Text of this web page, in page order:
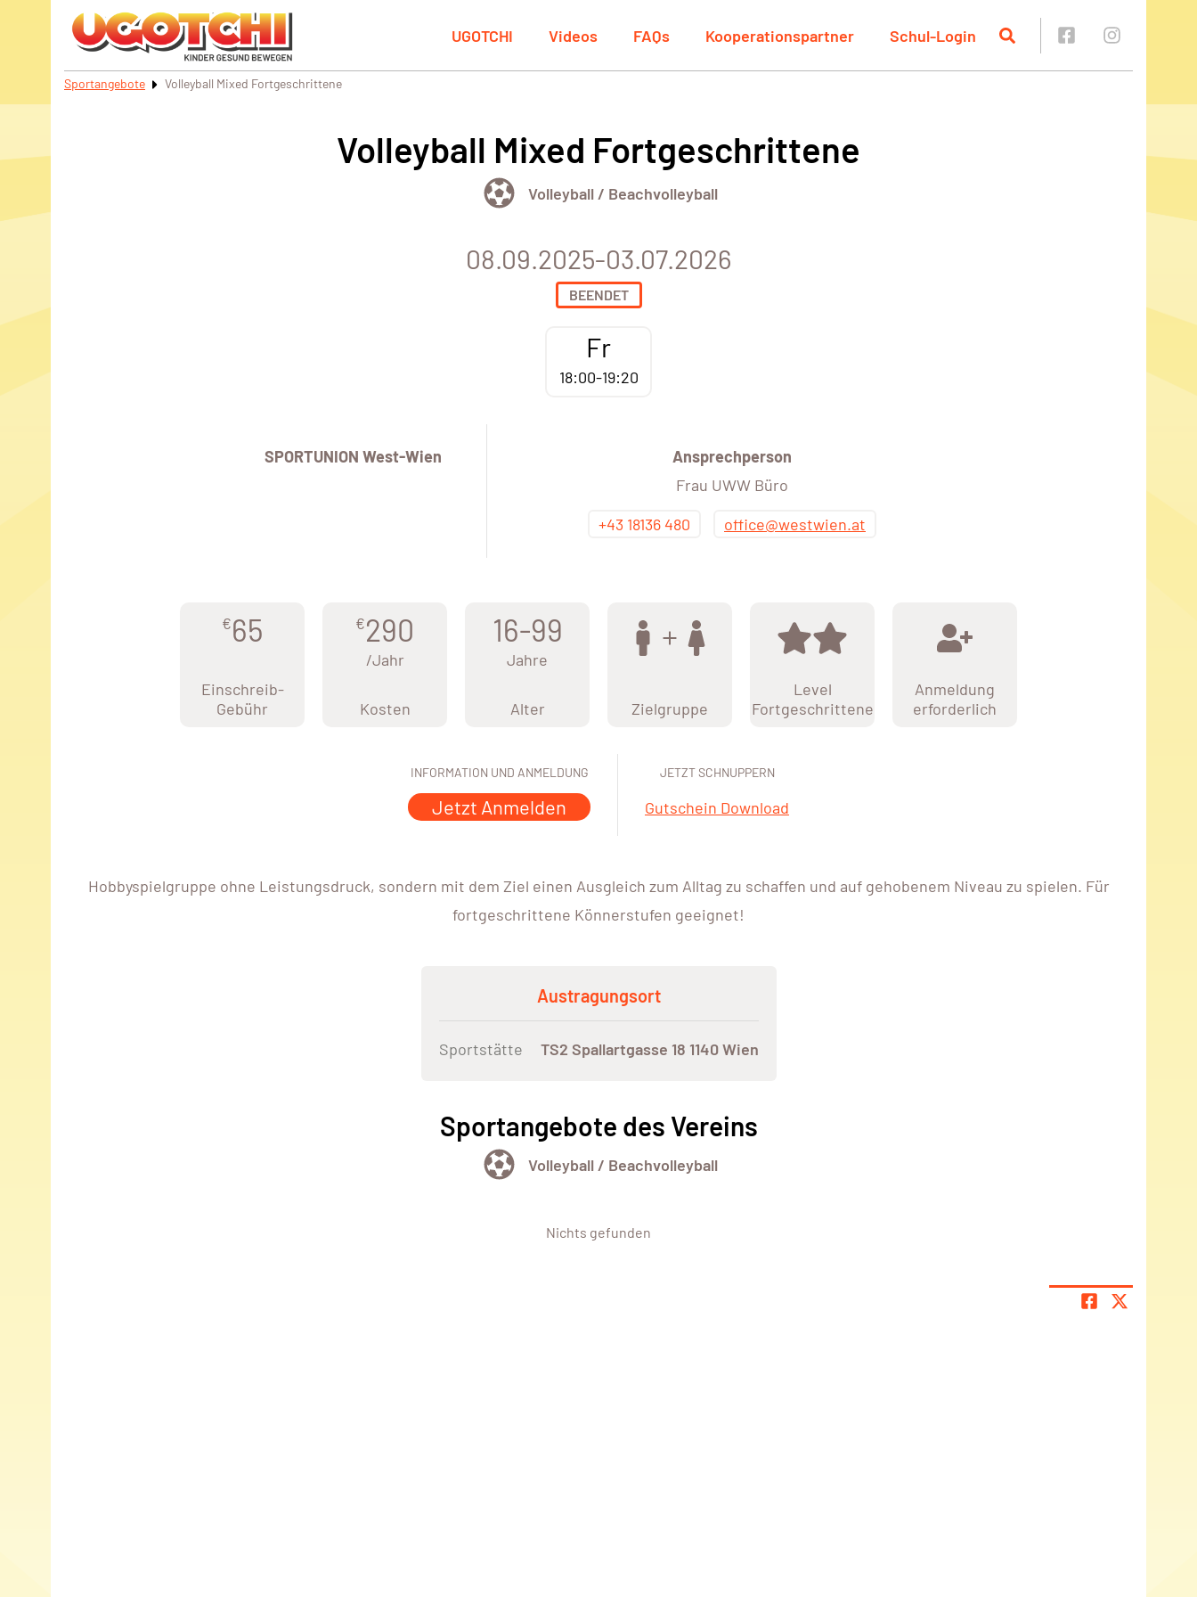
UGOTCHI Videos FAQs Kooperationspartner Schul-Login
Sportangebote Volleyball Mixed Fortgeschrittene
Volleyball Mixed Fortgeschrittene
Volleyball / Beachvolleyball
08.09.2025-03.07.2026
BEENDET
Fr
18:00-19:20
SPORTUNION West-Wien
Ansprechperson
Frau UWW Büro
+43 18136 480
office@westwien.at
€65
Einschreib-
Gebühr
€290
/Jahr
Kosten
16-99
Jahre
Alter Zielgruppe
Level
Fortgeschrittene
Anmeldung
erforderlich
INFORMATION UND ANMELDUNG
Jetzt Anmelden
JETZT SCHNUPPERN
Gutschein Download
Hobbyspielgruppe ohne Leistungsdruck, sondern mit dem Ziel einen Ausgleich zum Alltag zu schaffen und auf gehobenem Niveau zu spielen. Für
fortgeschrittene Könnerstufen geeignet!
Austragungsort
Sportstätte TS2 Spallartgasse 18 1140 Wien
Sportangebote des Vereins
Volleyball / Beachvolleyball
Nichts gefunden